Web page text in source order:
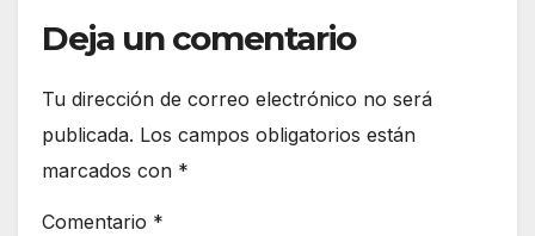
Deja un comentario
Tu dirección de correo electrónico no será
publicada. Los campos obligatorios están
marcados con *
Comentario *